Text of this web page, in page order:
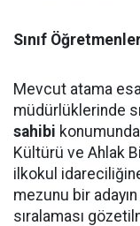
Sınıf
Mevcut atama
müdürlüklerinde
sahibi
Kültürü ve Ahlak
ilkokul
mezunu bir
sıralaması